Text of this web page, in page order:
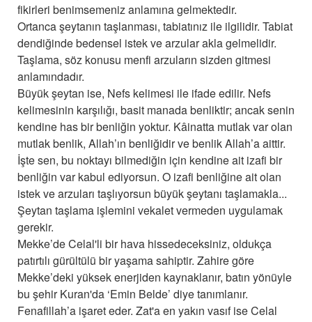
fikirleri benimsemeniz anlamına gelmektedir.
Ortanca şeytanın taşlanması, tabiatınız ile ilgilidir. Tabiat
dendiğinde bedensel istek ve arzular akla gelmelidir.
Taşlama, söz konusu menfi arzuların sizden gitmesi
anlamındadır.
Büyük şeytan ise, Nefs kelimesi ile ifade edilir. Nefs
kelimesinin karşılığı, basit manada benliktir; ancak senin
kendine has bir benliğin yoktur. Kâinatta mutlak var olan
mutlak benlik, Allah’ın benliğidir ve benlik Allah’a aittir.
İşte sen, bu noktayı bilmediğin için kendine ait izafi bir
benliğin var kabul ediyorsun. O izafi benliğine ait olan
istek ve arzuları taşlıyorsun büyük şeytanı taşlamakla...
Şeytan taşlama işlemini vekalet vermeden uygulamak
gerekir.
Mekke’de Celal'li bir hava hissedeceksiniz, oldukça
patırtılı gürültülü bir yaşama sahiptir. Zahire göre
Mekke’deki yüksek enerjiden kaynaklanır, batın yönüyle
bu şehir Kuran'da ‘Emin Belde’ diye tanımlanır.
Fenafillah’a işaret eder. Zat'a en yakın vasıf ise Celal